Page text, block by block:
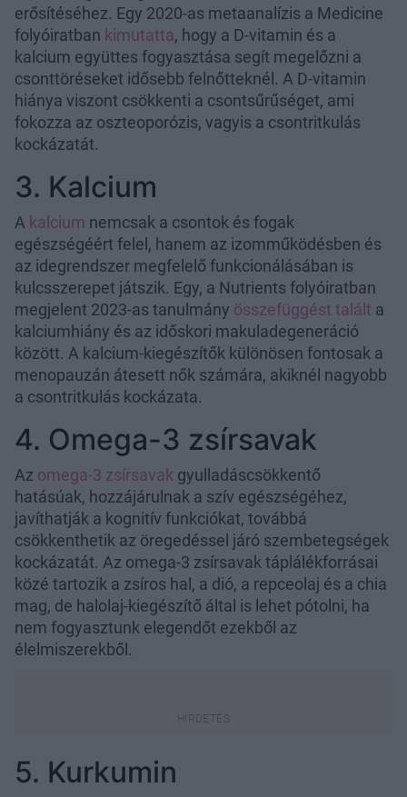
erősítéséhez. Egy 2020-as metaanalízis a Medicine
folyóiratban kimutatta, hogy a D-vitamin és a
kalcium együttes fogyasztása segít megelőzni a
csonttöréseket idősebb felnőtteknél. A D-vitamin
hiánya viszont csökkenti a csontsűrűséget, ami
fokozza az oszteoporózis, vagyis a csontritkulás
kockázatát.
3. Kalcium
A kalcium nemcsak a csontok és fogak
egészségéért felel, hanem az izomműködésben és
az idegrendszer megfelelő funkcionálásában is
kulcsszerepet játszik. Egy, a Nutrients folyóiratban
megjelent 2023-as tanulmány összefüggést talált a
kalciumhiány és az időskori makuladegeneráció
között. A kalcium-kiegészítők különösen fontosak a
menopauzán átesett nők számára, akiknél nagyobb
a csontritkulás kockázata.
4. Omega-3 zsírsavak
Az omega-3 zsírsavak gyulladáscsökkentő
hatásúak, hozzájárulnak a szív egészségéhez,
javíthatják a kognitív funkciókat, továbbá
csökkenthetik az öregedéssel járó szembetegségek
kockázatát. Az omega-3 zsírsavak táplálékforrásai
közé tartozik a zsíros hal, a dió, a repceolaj és a chia
mag, de halolaj-kiegészítő által is lehet pótolni, ha
nem fogyasztunk elegendőt ezekből az
élelmiszerekből.
5. Kurkumin